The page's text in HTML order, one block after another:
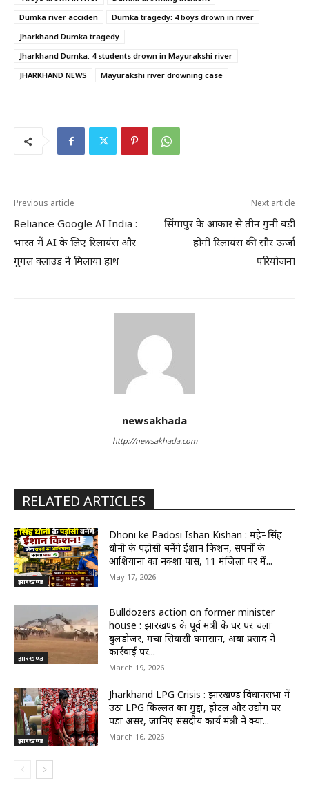
Dumka river acciden
Dumka tragedy: 4 boys drown in river
Jharkhand Dumka tragedy
Jharkhand Dumka: 4 students drown in Mayurakshi river
JHARKHAND NEWS
Mayurakshi river drowning case
Previous article
Reliance Google AI India :
भारत में AI के लिए रिलायंस और
गूगल क्लाउड ने मिलाया हाथ
Next article
सिंगापुर के आकार से तीन गुनी बड़ी
होगी रिलायंस की सौर ऊर्जा
परियोजना
newsakhada
http://newsakhada.com
RELATED ARTICLES
झारखण्ड
Dhoni ke Padosi Ishan Kishan : महेन्द्र सिंह
धोनी के पड़ोसी बनेंगे ईशान किशन, सपनों के
आशियाना का नक्शा पास, 11 मंजिला घर में...
May 17, 2026
झारखण्ड
Bulldozers action on former minister
house : झारखण्ड के पूर्व मंत्री के घर पर चला
बुलडोजर, मचा सियासी घमासान, अंबा प्रसाद ने
कार्रवाई पर...
March 19, 2026
झारखण्ड
Jharkhand LPG Crisis : झारखण्ड विधानसभा में
उठा LPG किल्लत का मुद्दा, होटल और उद्योग पर
पड़ा असर, जानिए संसदीय कार्य मंत्री ने क्या...
March 16, 2026